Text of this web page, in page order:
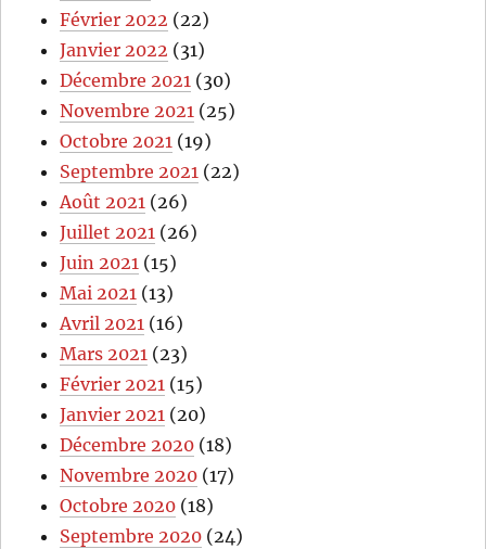
Février 2022 (22)
Janvier 2022 (31)
Décembre 2021 (30)
Novembre 2021 (25)
Octobre 2021 (19)
Septembre 2021 (22)
Août 2021 (26)
Juillet 2021 (26)
Juin 2021 (15)
Mai 2021 (13)
Avril 2021 (16)
Mars 2021 (23)
Février 2021 (15)
Janvier 2021 (20)
Décembre 2020 (18)
Novembre 2020 (17)
Octobre 2020 (18)
Septembre 2020 (24)